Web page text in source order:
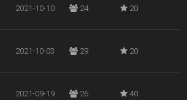
2021-10-10 24 20
2021-10-03 29 20
2021-09-19 26 40